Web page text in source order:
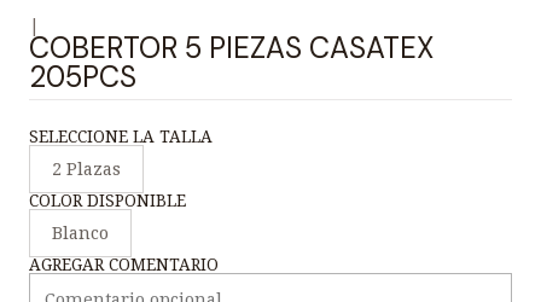
COBERTOR 5 PIEZAS CASATEX
205PCS
SELECCIONE LA TALLA
2 Plazas
COLOR DISPONIBLE
Blanco
AGREGAR COMENTARIO